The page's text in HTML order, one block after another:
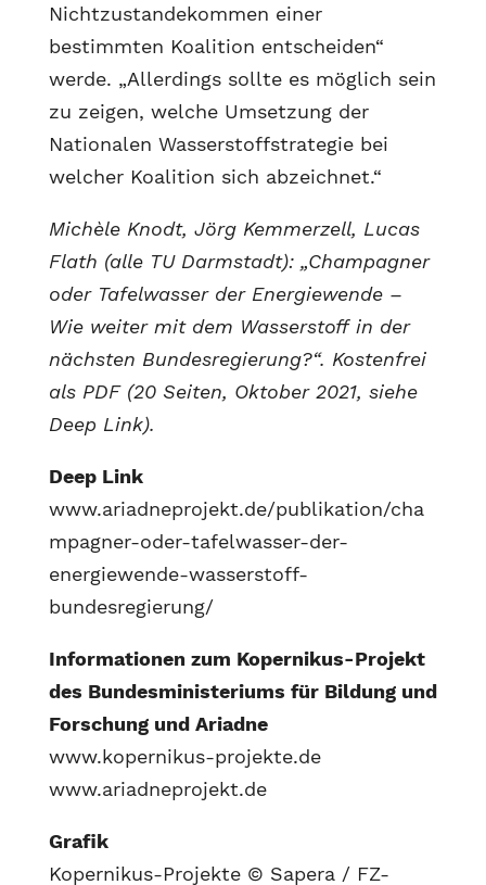
Nichtzustandekommen einer
bestimmten Koalition entscheiden“
werde. „Allerdings sollte es möglich sein
zu zeigen, welche Umsetzung der
Nationalen Wasserstoffstrategie bei
welcher Koalition sich abzeichnet.“
Michèle Knodt, Jörg Kemmerzell, Lucas
Flath (alle TU Darmstadt): „Champagner
oder Tafelwasser der Energiewende –
Wie weiter mit dem Wasserstoff in der
nächsten Bundesregierung?“. Kostenfrei
als PDF (20 Seiten, Oktober 2021, siehe
Deep Link).
Deep Link
www.ariadneprojekt.de/publikation/cha
mpagner-oder-tafelwasser-der-
energiewende-wasserstoff-
bundesregierung/
Informationen zum Kopernikus-Projekt
des Bundesministeriums für Bildung und
Forschung und Ariadne
www.kopernikus-projekte.de
www.ariadneprojekt.de
Grafik
Kopernikus-Projekte © Sapera / FZ-